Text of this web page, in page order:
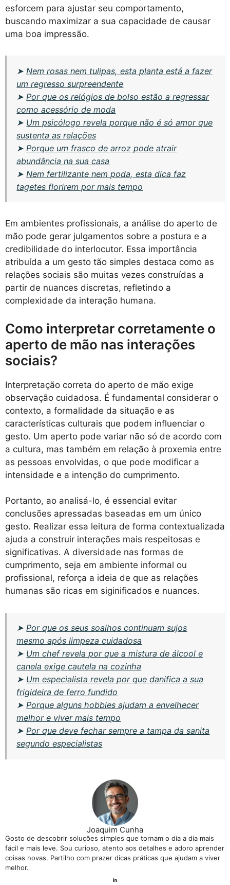
esforcem para ajustar seu comportamento,
buscando maximizar a sua capacidade de causar
uma boa impressão.
➤ Nem rosas nem tulipas, esta planta está a fazer
um regresso surpreendente
➤ Por que os relógios de bolso estão a regressar
como acessório de moda
➤ Um psicólogo revela porque não é só amor que
sustenta as relações
➤ Porque um frasco de arroz pode atrair
abundância na sua casa
➤ Nem fertilizante nem poda, esta dica faz
tagetes florirem por mais tempo
Em ambientes profissionais, a análise do aperto de
mão pode gerar julgamentos sobre a postura e a
credibilidade do interlocutor. Essa importância
atribuída a um gesto tão simples destaca como as
relações sociais são muitas vezes construídas a
partir de nuances discretas, refletindo a
complexidade da interação humana.
Como interpretar corretamente o
aperto de mão nas interações
sociais?
Interpretação correta do aperto de mão exige
observação cuidadosa. É fundamental considerar o
contexto, a formalidade da situação e as
características culturais que podem influenciar o
gesto. Um aperto pode variar não só de acordo com
a cultura, mas também em relação à proxemia entre
as pessoas envolvidas, o que pode modificar a
intensidade e a intenção do cumprimento.
Portanto, ao analisá-lo, é essencial evitar
conclusões apressadas baseadas em um único
gesto. Realizar essa leitura de forma contextualizada
ajuda a construir interações mais respeitosas e
significativas. A diversidade nas formas de
cumprimento, seja em ambiente informal ou
profissional, reforça a ideia de que as relações
humanas são ricas em siginificados e nuances.
➤Por que os seus soalhos continuam sujos
mesmo após limpeza cuidadosa
➤ Um chef revela por que a mistura de álcool e
canela exige cautela na cozinha
➤ Um especialista revela por que danifica a sua
frigideira de ferro fundido
➤Porque alguns hobbies ajudam a envelhecer
melhor e viver mais tempo
➤Por que deve fechar sempre a tampa da sanita
segundo especialistas
Joaquim Cunha
Gosto de descobrir soluções simples que tornam o dia a dia mais
fácil e mais leve. Sou curioso, atento aos detalhes e adoro aprender
coisas novas. Partilho com prazer dicas práticas que ajudam a viver
melhor.